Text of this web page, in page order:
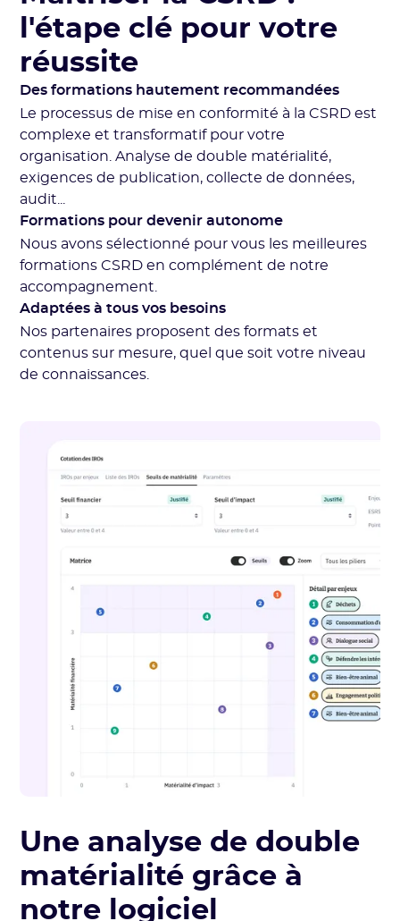
l'étape clé pour votre
réussite
Des formations hautement recommandées
Le processus de mise en conformité à la CSRD est
complexe et transformatif pour votre
organisation. Analyse de double matérialité,
exigences de publication, collecte de données,
audit...
Formations pour devenir autonome
Nous avons sélectionné pour vous les meilleures
formations CSRD en complément de notre
accompagnement.
Adaptées à tous vos besoins
Nos partenaires proposent des formats et
contenus sur mesure, quel que soit votre niveau
de connaissances.
Une analyse de double
matérialité grâce à
notre logiciel